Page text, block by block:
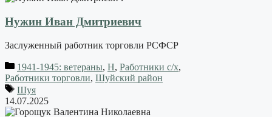
Нужин Иван Дмитриевич
Заслуженный работник торговли РСФСР
1941-1945: ветераны, Н, Работники с/х,
Работники торговли, Шуйский район
Шуя
14.07.2025